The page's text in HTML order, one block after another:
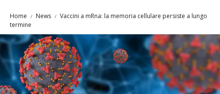
Home News
Vaccini a mRna: la memoria cellulare persiste a lungo
termine